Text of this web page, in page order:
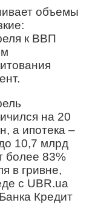
объемы
к ВВП
на 20
а ипотека –
10,7 млрд
более 83%
в гривне,
с UBR.ua
Кредит